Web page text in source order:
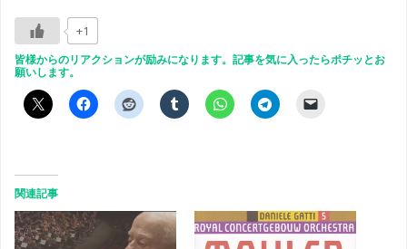
+1
皆様からのリアクションが励みになります。記事を気に入ったらポチッとお
願いします。
関連記事